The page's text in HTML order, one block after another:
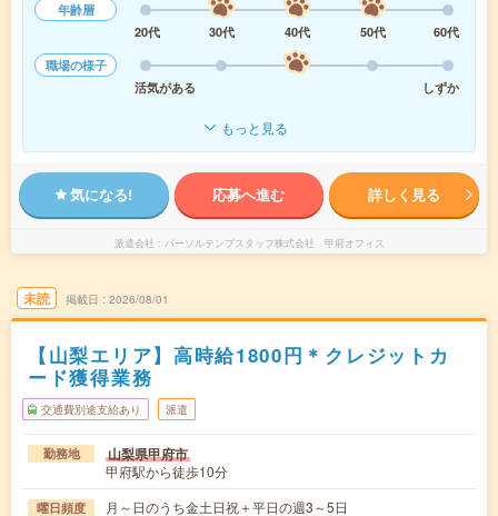
年齢層
20代
30代 40代 50代
60代
職場の様子
活気がある
しずか
もっと見る
気になる! 応募へ進む 詳しく見る
派遣会社 パーソルテンプスタッフ株式会社 甲府オフィス
未読 掲載日 2026/08/01
【山梨エリア】高時給1800円＊クレジットカ
ード獲得業務
交通費別途支給あり 派遣
勤務地 山梨県甲府市
甲府駅から徒歩10分
曜日頻度 月～日のうち金土日祝＋平日の週3～5日